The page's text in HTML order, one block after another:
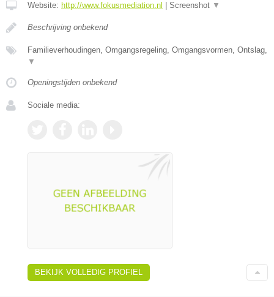
Website: http://www.fokusmediation.nl Screenshot ▼
Beschrijving onbekend
Familieverhoudingen, Omgangsregeling, Omgangsvormen, Ontslag,
▼
Openingstijden onbekend
Sociale media:
BEKIJK VOLLEDIG PROFIEL